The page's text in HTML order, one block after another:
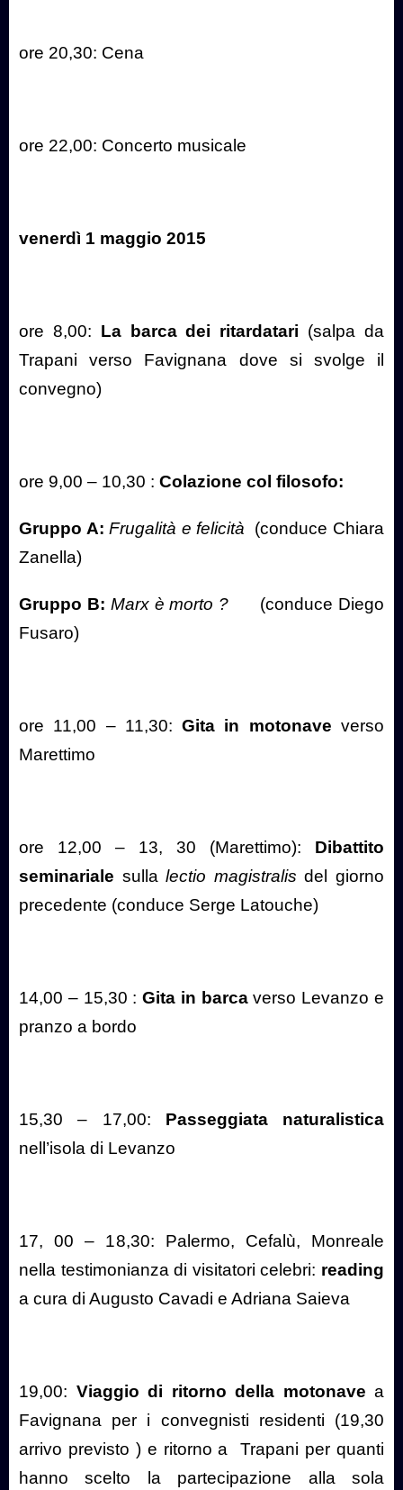
ore 20,30: Cena
ore 22,00: Concerto musicale
venerdì 1 maggio 2015
ore 8,00: La barca dei ritardatari (salpa da
Trapani verso Favignana dove si svolge il
convegno)
ore 9,00 – 10,30 : Colazione col filosofo:
Gruppo A:Frugalità e felicità
(conduce Chiara
Zanella)
Gruppo B: Marx è morto ?
(conduce Diego
Fusaro)
ore 11,00 – 11,30:Gita in motonaveverso
Marettimo
ore 12,00 – 13, 30 (Marettimo): Dibattito
seminariale sullalectio magistralisdel giorno
precedente (conduce Serge Latouche)
14,00 – 15,30 :Gita in barcaverso Levanzo e
pranzo a bordo
15,30 – 17,00: Passeggiata naturalistica
nell’isola di Levanzo
17, 00 – 18,30: Palermo, Cefalù, Monreale
nella testimonianza di visitatori celebri: reading
a cura di Augusto Cavadi e Adriana Saieva
19,00: Viaggio di ritorno della motonave a
Favignana per i convegnisti residenti (19,30
arrivo previsto ) e ritorno a
Trapani per quanti
hanno scelto la partecipazione alla sola